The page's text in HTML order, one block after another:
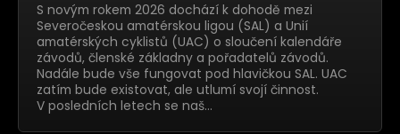
S novým rokem 2026 dochází k dohodě mezi
Severočeskou amatérskou ligou (SAL) a Unií
amatérských cyklistů (UAC) o sloučení kalendáře
závodů, členské základny a pořadatelů závodů.
Nadále bude vše fungovat pod hlavičkou SAL. UAC
zatím bude existovat, ale utlumí svojí činnost.
V posledních letech se naš…